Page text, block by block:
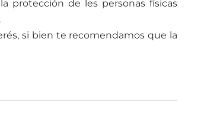
protección de les personas físicas
si bien te recomendamos que la